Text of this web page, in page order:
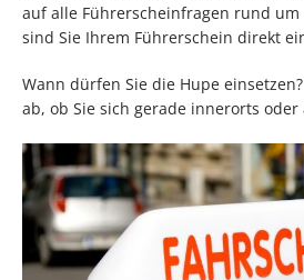
auf alle Führerscheinfragen rund um
sind Sie Ihrem Führerschein direkt
Wann dürfen Sie die Hupe
ab, ob Sie sich gerade innerorts